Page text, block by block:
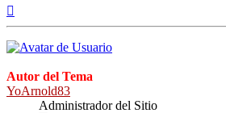
Autor del Tema
YoArnold83
Administrador del Sitio